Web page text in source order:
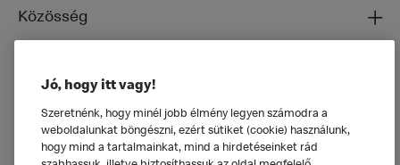
Közösség
Általános
Jó, hogy itt vagy!
Szeretnénk, hogy minél jobb élmény legyen számodra a
weboldalunkat böngészni, ezért sütiket (cookie) használunk,
hogy mind a tartalmainkat, mind a hirdetéseinket rád